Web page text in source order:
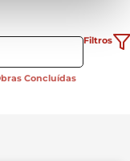
Concluídas
Filtros